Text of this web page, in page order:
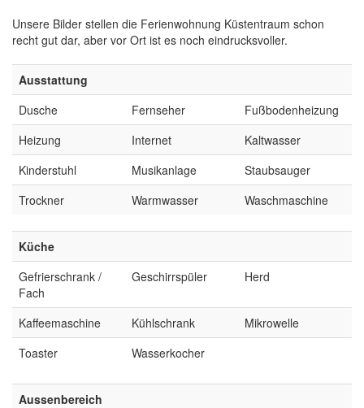
Unsere Bilder stellen die Ferienwohnung Küstentraum schon
recht gut dar, aber vor Ort ist es noch eindrucksvoller.
Ausstattung
Dusche
Fernseher
Fußbodenheizung
Heizung
Internet
Kaltwasser
Kinderstuhl
Musikanlage
Staubsauger
Trockner
Warmwasser Waschmaschine
Küche
Gefrierschrank /
Fach
Geschirrspüler Herd
Kaffeemaschine Kühlschrank
Mikrowelle
Toaster
Wasserkocher
Aussenbereich